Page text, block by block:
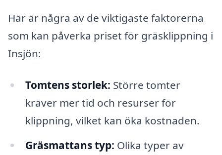
Här är några av de viktigaste faktorerna
som kan påverka priset för gräsklippning i
Insjön:
Tomtens storlek: Större tomter
kräver mer tid och resurser för
klippning, vilket kan öka kostnaden.
Gräsmattans typ: Olika typer av